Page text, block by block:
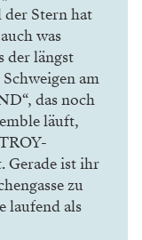
der Stern hat
was
der längst
am
das noch
läuft,
-
Gerade ist ihr
zu
laufend als